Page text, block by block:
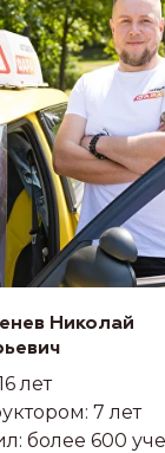
Николай
лет
7 лет
более 600